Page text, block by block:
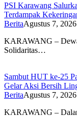
PSI Karawang
Terdampak
BeritaAgustus 7, 2026
KARAWANG –
Solidaritas…
Sambut HUT ke-25
Gelar Aksi Bersih
BeritaAgustus 7, 2026
KARAWANG –